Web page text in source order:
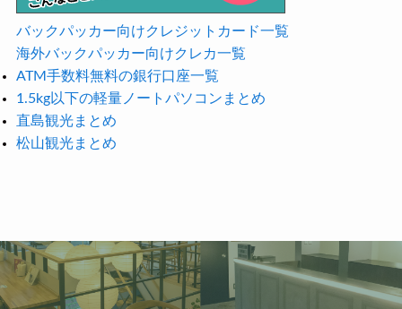
バックパッカー向けクレジットカード一覧
海外バックパッカー向けクレカ一覧
ATM手数料無料の銀行口座一覧
1.5kg以下の軽量ノートパソコンまとめ
直島観光まとめ
松山観光まとめ